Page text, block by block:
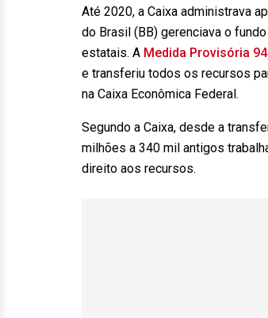
Até 2020, a Caixa administrava
do Brasil (BB) gerenciava o
estatais. A Medida Provisória
e transferiu todos os recursos
na Caixa Econômica Federal.
Segundo a Caixa, desde a
milhões a 340 mil antigos
direito aos recursos.